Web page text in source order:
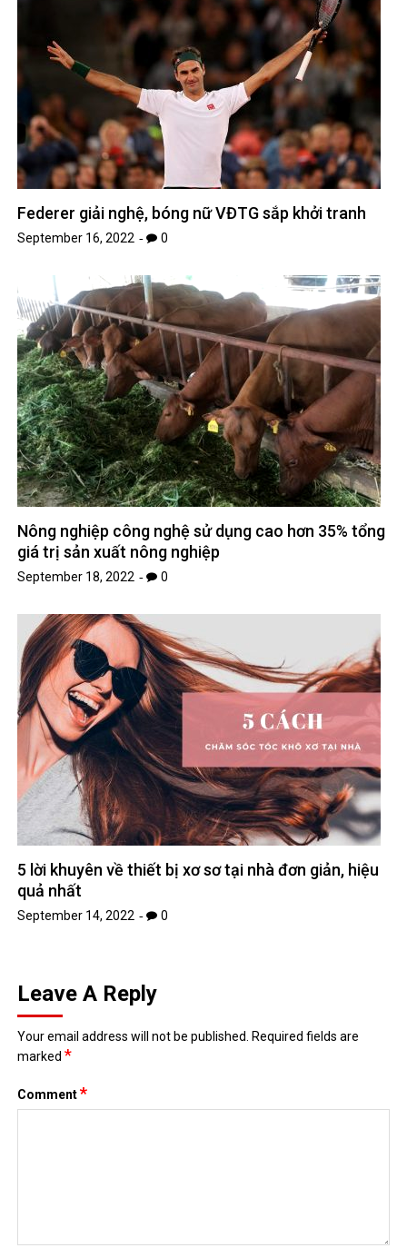
Federer giải nghệ, bóng nữ VĐTG sắp khởi tranh
September 16, 2022 0
Nông nghiệp công nghệ sử dụng cao hơn 35% tổng
giá trị sản xuất nông nghiệp
September 18, 2022 0
5 lời khuyên về thiết bị xơ sơ tại nhà đơn giản, hiệu
quả nhất
September 14, 2022 0
Leave A Reply
Your email address will not be published. Required fields are
marked*
Comment*